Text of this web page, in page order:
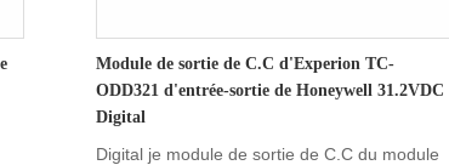
Module de sortie de C.C d'Experion TC-
ODD321 d'entrée-sortie de Honeywell 31.2VDC
Digital
Digital je module de sortie de C.C du module